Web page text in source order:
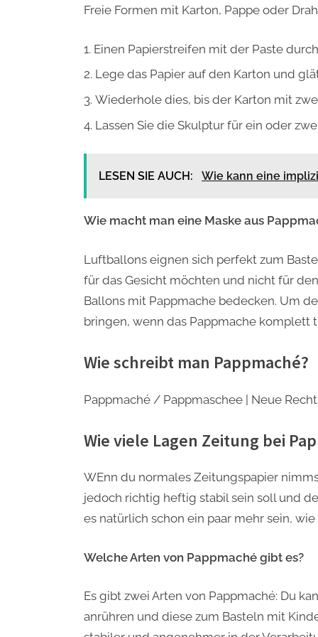
Freie Formen mit Karton, Pappe oder
Einen Papierstreifen mit der Paste
Lege das Papier auf den Karton und
Wiederhole dies, bis der Karton mit
Lassen Sie die Skulptur für ein oder
LESEN SIE AUCH: Wie kann eine
Wie macht man eine Maske aus
Luftballons eignen sich perfekt zum
für das Gesicht möchten und nicht für
Ballons mit Pappmache bedecken. Um
bringen, wenn das Pappmache komplett
Wie schreibt man Pappmaché?
Pappmaché / Pappmaschee | Neue
Wie viele Lagen Zeitung bei
WEnn du normales Zeitungspapier
jedoch richtig heftig stabil sein soll und
es natürlich schon ein paar mehr sein,
Welche Arten von Pappmaché gibt es?
Es gibt zwei Arten von Pappmaché: Du
anrühren und diese zum Basteln mit